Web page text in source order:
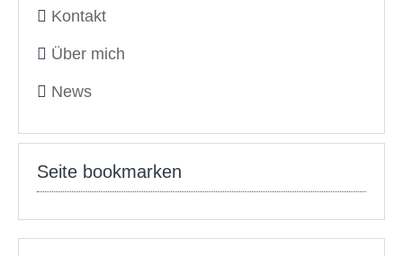
Kontakt
Über mich
News
Seite bookmarken